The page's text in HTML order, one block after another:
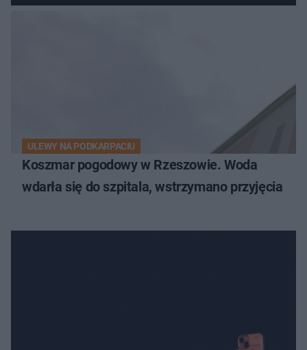
ULEWY NA PODKARPACIU
Koszmar pogodowy w Rzeszowie. Woda
wdarła się do szpitala, wstrzymano przyjęcia